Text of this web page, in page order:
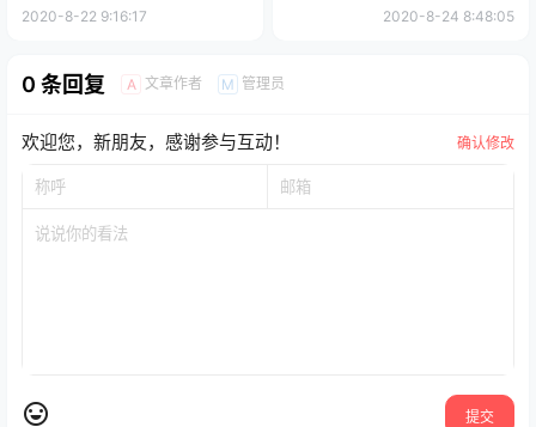
2020-8-22 9:16:17 2020-8-24 8:48:05
0 条回复 A 文章作者 M 管理员
欢迎您，新朋友，感谢参与互动！ 确认修改
提交